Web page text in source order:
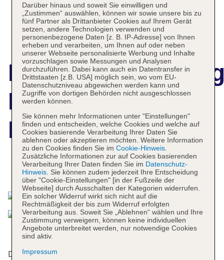
Best Western
Hotel Galicya
Das bietet Ihre Unterkunft
Die 63 Nichtraucherzimmer verteilen sich auf 3
Darüber hinaus und soweit Sie einwilligen und
„Zustimmen“ auswählen, können wir sowie unsere bis zu
fünf Partner als Drittanbieter Cookies auf Ihrem Gerät
setzen, andere Technologien verwenden und
personenbezogene Daten [z. B. IP-Adresse] von Ihnen
erheben und verarbeiten, um Ihnen auf oder neben
unserer Webseite personalisierte Werbung und Inhalte
vorzuschlagen sowie Messungen und Analysen
durchzuführen. Dabei kann auch ein Datentransfer in
Drittstaaten [z.B. USA] möglich sein, wo vom EU-
Datenschutzniveau abgewichen werden kann und
Zugriffe von dortigen Behörden nicht ausgeschlossen
werden können.
Sie können mehr Informationen unter "Einstellungen"
finden und entscheiden, welche Cookies und welche auf
Cookies basierende Verarbeitung Ihrer Daten Sie
ablehnen oder akzeptieren möchten. Weitere Information
zu den Cookies finden Sie im Cookie-Hinweis.
Zusätzliche Informationen zur auf Cookies basierenden
Verarbeitung Ihrer Daten finden Sie im Datenschutz-
Hinweis. Sie können zudem jederzeit Ihre Entscheidung
über "Cookie-Einstellungen" [in der Fußzeile der
Webseite] durch Ausschalten der Kategorien widerrufen.
Ein solcher Widerruf wirkt sich nicht auf die
Rechtmäßigkeit der bis zum Widerruf erfolgten
Verarbeitung aus. Soweit Sie „Ablehnen“ wählen und Ihre
Zustimmung verweigern, können keine individuellen
Angebote unterbreitet werden, nur notwendige Cookies
sind aktiv.
Impressum